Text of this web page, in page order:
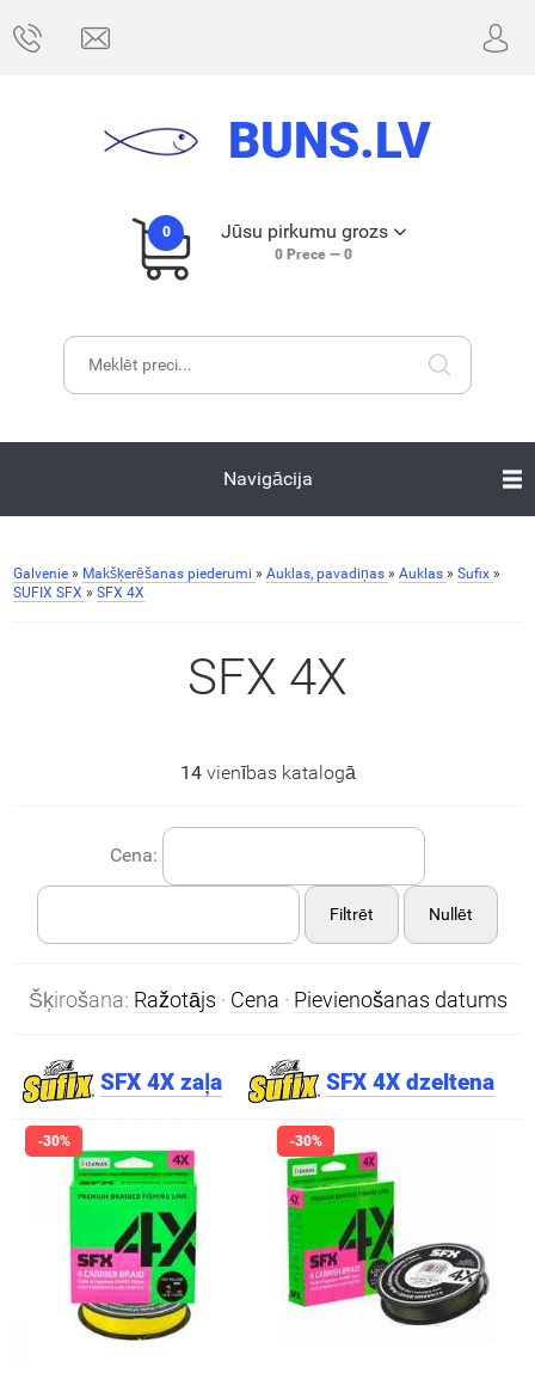
BUNS.LV
0 Jūsu pirkumu grozs
0Prece — 0
Navigācija
Galvenie » Makšķerēšanas piederumi » Auklas, pavadiņas » Auklas » Sufix »
SUFIX SFX » SFX 4X
SFX 4X
14vienības katalogā
Cena:
Filtrēt Nullēt
Šķirošana: Ražotājs · Cena · Pievienošanas datums
SFX 4X zaļa SFX 4X dzeltena